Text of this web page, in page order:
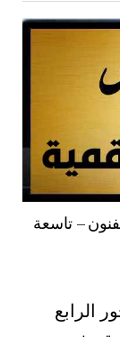
– تاسعة
الرابع